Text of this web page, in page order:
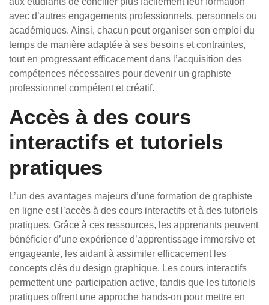
avec d’autres engagements professionnels, personnels ou
académiques. Ainsi, chacun peut organiser son emploi du
temps de manière adaptée à ses besoins et contraintes,
tout en progressant efficacement dans l’acquisition des
compétences nécessaires pour devenir un graphiste
professionnel compétent et créatif.
Accès à des cours
interactifs et tutoriels
pratiques
L’un des avantages majeurs d’une formation de graphiste
en ligne est l’accès à des cours interactifs et à des tutoriels
pratiques. Grâce à ces ressources, les apprenants peuvent
bénéficier d’une expérience d’apprentissage immersive et
engageante, les aidant à assimiler efficacement les
concepts clés du design graphique. Les cours interactifs
permettent une participation active, tandis que les tutoriels
pratiques offrent une approche hands-on pour mettre en